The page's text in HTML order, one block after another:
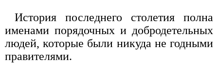
История последнего столетия полна
именами порядочных и добродетельных
людей, которые были никуда не годными
правителями.